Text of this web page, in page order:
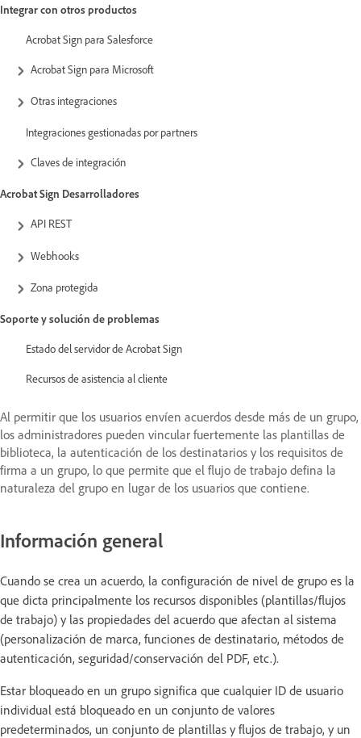
Integrar con otros productos
Acrobat Sign para Salesforce
Acrobat Sign para Microsoft
Otras integraciones
Integraciones gestionadas por partners
Claves de integración
Acrobat Sign Desarrolladores
API REST
Webhooks
Zona protegida
Soporte y solución de problemas
Estado del servidor de Acrobat Sign
Recursos de asistencia al cliente
Al permitir que los usuarios envíen acuerdos desde más de un grupo,
los administradores pueden vincular fuertemente las plantillas de
biblioteca, la autenticación de los destinatarios y los requisitos de
firma a un grupo, lo que permite que el flujo de trabajo defina la
naturaleza del grupo en lugar de los usuarios que contiene.
Información general
Cuando se crea un acuerdo, la configuración de nivel de grupo es la
que dicta principalmente los recursos disponibles (plantillas/flujos
de trabajo) y las propiedades del acuerdo que afectan al sistema
(personalización de marca, funciones de destinatario, métodos de
autenticación, seguridad/conservación del PDF, etc.).
Estar bloqueado en un grupo significa que cualquier ID de usuario
individual está bloqueado en un conjunto de valores
predeterminados, un conjunto de plantillas y flujos de trabajo, y un